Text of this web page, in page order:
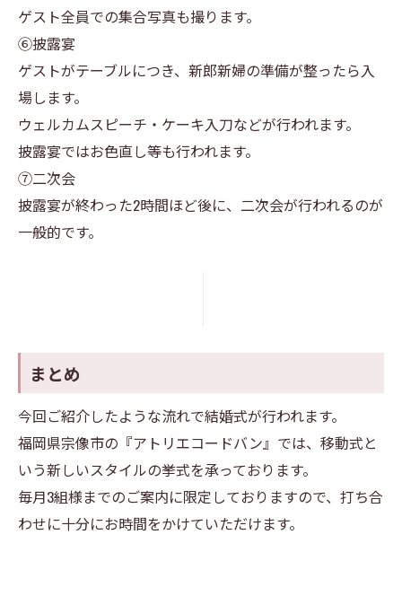
ゲスト全員での集合写真も撮ります。
⑥披露宴
ゲストがテーブルにつき、新郎新婦の準備が整ったら入
場します。
ウェルカムスピーチ・ケーキ入刀などが行われます。
披露宴ではお色直し等も行われます。
⑦二次会
披露宴が終わった2時間ほど後に、二次会が行われるのが
一般的です。
まとめ
今回ご紹介したような流れで結婚式が行われます。
福岡県宗像市の『アトリエコードバン』では、移動式と
いう新しいスタイルの挙式を承っております。
毎月3組様までのご案内に限定しておりますので、打ち合
わせに十分にお時間をかけていただけます。